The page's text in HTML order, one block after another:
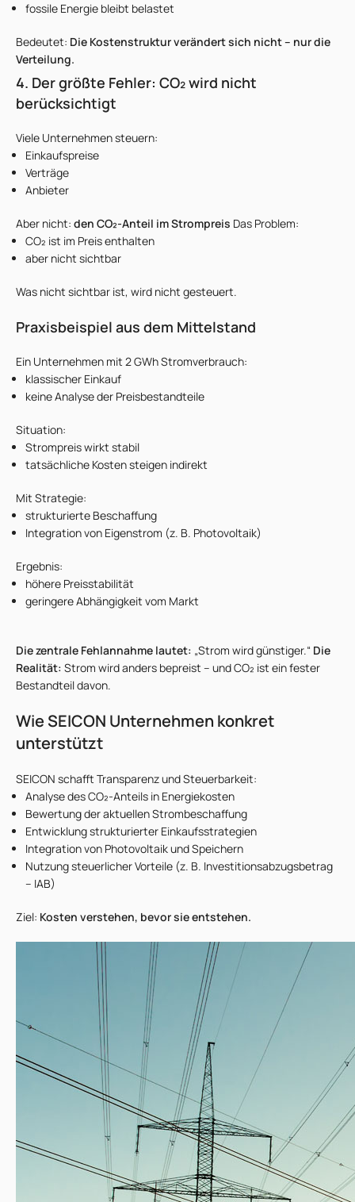
fossile Energie bleibt belastet
Bedeutet: Die Kostenstruktur verändert sich nicht – nur die
Verteilung.
4. Der größte Fehler: CO₂ wird nicht
berücksichtigt
Viele Unternehmen steuern:
Einkaufspreise
Verträge
Anbieter
Aber nicht: den CO₂-Anteil im Strompreis Das Problem:
CO₂ ist im Preis enthalten
aber nicht sichtbar
Was nicht sichtbar ist, wird nicht gesteuert.
Praxisbeispiel aus dem Mittelstand
Ein Unternehmen mit 2 GWh Stromverbrauch:
klassischer Einkauf
keine Analyse der Preisbestandteile
Situation:
Strompreis wirkt stabil
tatsächliche Kosten steigen indirekt
Mit Strategie:
strukturierte Beschaffung
Integration von Eigenstrom (z. B. Photovoltaik)
Ergebnis:
höhere Preisstabilität
geringere Abhängigkeit vom Markt
Die zentrale Fehlannahme lautet: „Strom wird günstiger.“ Die
Realität: Strom wird anders bepreist – und CO₂ ist ein fester
Bestandteil davon.
Wie SEICON Unternehmen konkret
unterstützt
SEICON schafft Transparenz und Steuerbarkeit:
Analyse des CO₂-Anteils in Energiekosten
Bewertung der aktuellen Strombeschaffung
Entwicklung strukturierter Einkaufsstrategien
Integration von PhotovoltaikundSpeichern
Nutzung steuerlicher Vorteile (z. B. Investitionsabzugsbetrag
– IAB)
Ziel: Kosten verstehen, bevor sie entstehen.